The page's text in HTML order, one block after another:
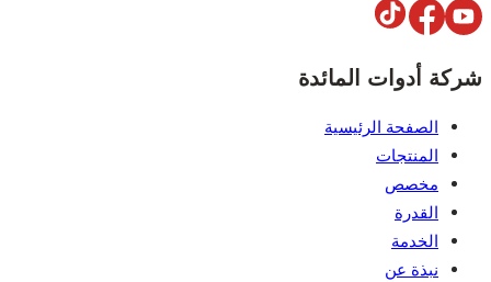
أدوات المائدة
الصفحة الرئيسية
المنتجات
مخصص
القدرة
الخدمة
نبذة عن